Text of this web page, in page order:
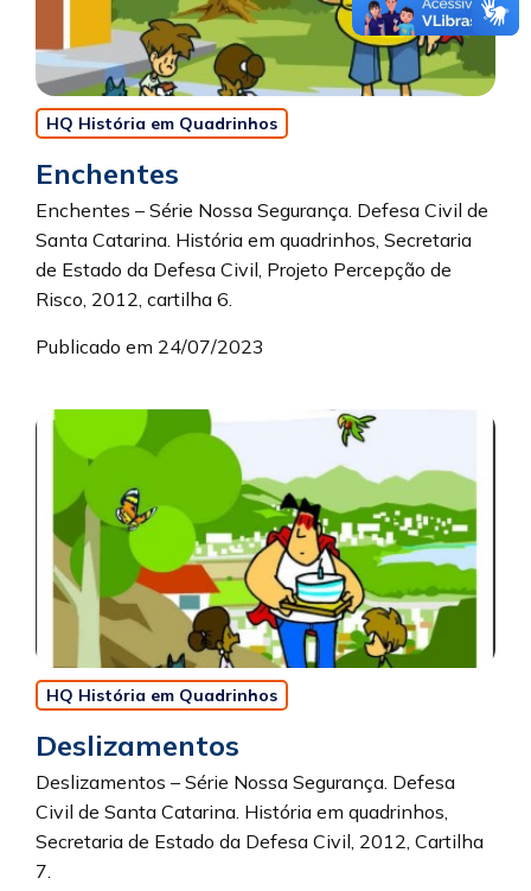
HQ História em Quadrinhos
Enchentes
Enchentes – Série Nossa Segurança. Defesa Civil de
Santa Catarina. História em quadrinhos, Secretaria
de Estado da Defesa Civil, Projeto Percepção de
Risco, 2012, cartilha 6.
Publicado em 24/07/2023
HQ História em Quadrinhos
Deslizamentos
Deslizamentos – Série Nossa Segurança. Defesa
Civil de Santa Catarina. História em quadrinhos,
Secretaria de Estado da Defesa Civil, 2012, Cartilha
7.